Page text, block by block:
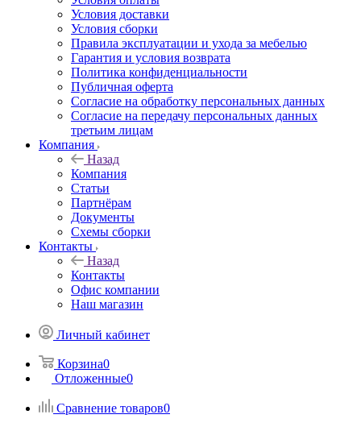
Условия доставки
Условия сборки
Правила эксплуатации и ухода за мебелью
Гарантия и условия возврата
Политика конфиденциальности
Публичная оферта
Согласие на обработку персональных данных
Согласие на передачу персональных данных
третьим лицам
Компания
Назад
Компания
Статьи
Партнёрам
Документы
Схемы сборки
Контакты
Назад
Контакты
Офис компании
Наш магазин
Личный кабинет
Корзина0
Отложенные0
Сравнение товаров0